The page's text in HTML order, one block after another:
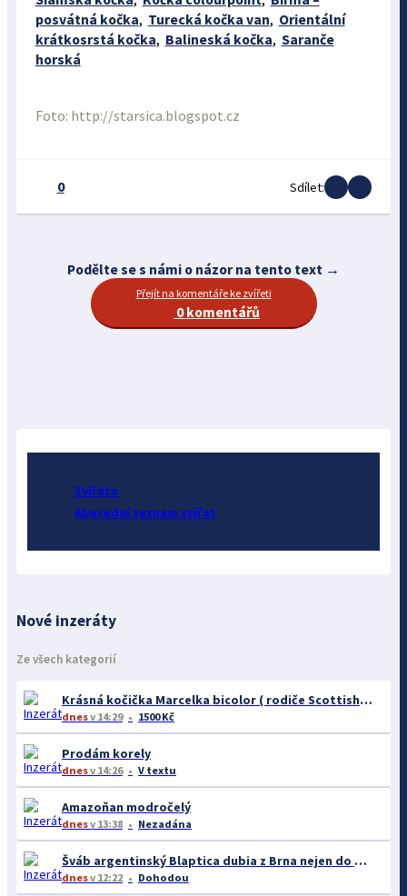
posvátná kočka, Turecká kočka van, Orientální
krátkosrstá kočka, Balineská kočka, Saranče
horská
Foto: http://starsica.blogspot.cz
0 Sdílet:
Podělte se s námi o názor na tento text →
Přejít na komentáře ke zvířeti
0 komentářů
Zvířata
Abecední seznam zvířat
Nové inzeráty
Ze všech kategorií
Krásná kočička Marcelka bicolor ( rodiče Scottish fold)
dnesv 14:29 1500 Kč
Prodám korely
dnesv 14:26 V textu
Amazoňan modročelý
dnesv 13:38 Nezadána
Šváb argentinský Blaptica dubia z Brna nejen do celé ČR
dnesv 12:22 Dohodou